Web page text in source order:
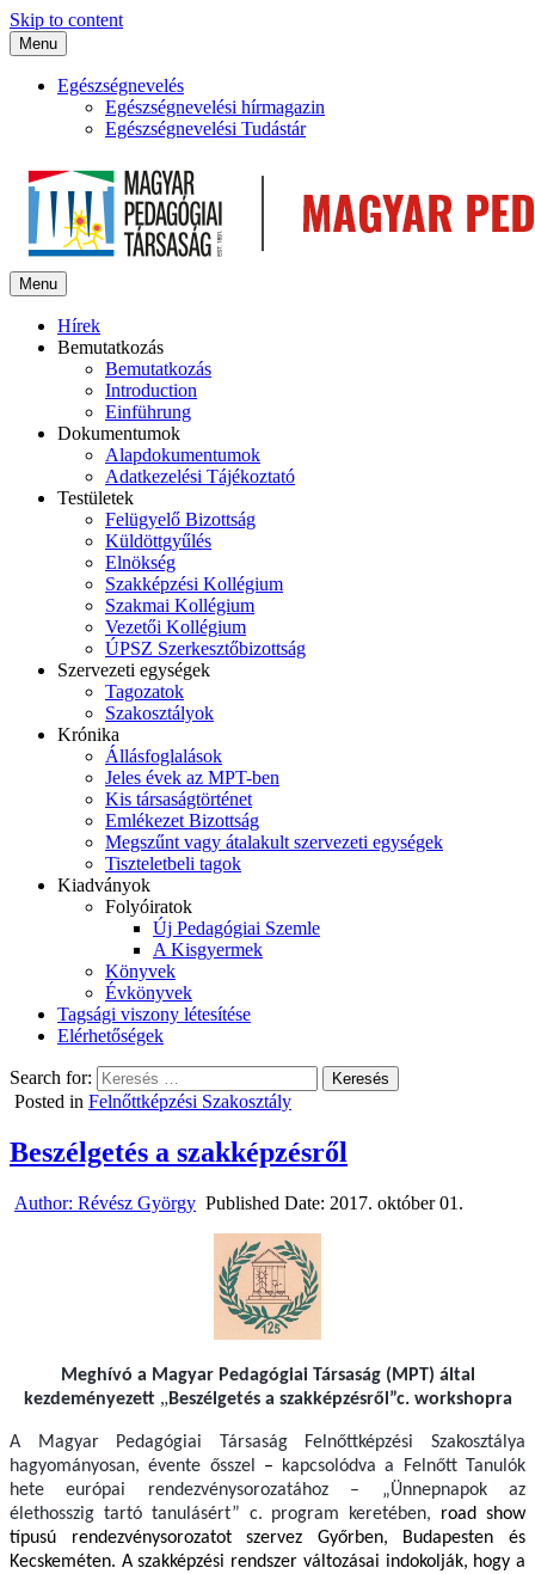
Skip to content
Menu
Egészségnevelés
Egészségnevelési hírmagazin
Egészségnevelési Tudástár
Menu
Hírek
Bemutatkozás
Bemutatkozás
Introduction
Einführung
Dokumentumok
Alapdokumentumok
Adatkezelési Tájékoztató
Testületek
Felügyelő Bizottság
Küldöttgyűlés
Elnökség
Szakképzési Kollégium
Szakmai Kollégium
Vezetői Kollégium
ÚPSZ Szerkesztőbizottság
Szervezeti egységek
Tagozatok
Szakosztályok
Krónika
Állásfoglalások
Jeles évek az MPT-ben
Kis társaságtörténet
Emlékezet Bizottság
Megszűnt vagy átalakult szervezeti egységek
Tiszteletbeli tagok
Kiadványok
Folyóiratok
Új Pedagógiai Szemle
A Kisgyermek
Könyvek
Évkönyvek
Tagsági viszony létesítése
Elérhetőségek
Search for:
Posted in Felnőttképzési Szakosztály
Beszélgetés a szakképzésről
Author: Révész György Published Date: 2017. október 01.
Meghívó a Magyar Pedagógiai Társaság (MPT) által
kezdeményezett „Beszélgetés a szakképzésről”c. workshopra
A Magyar Pedagógiai Társaság Felnőttképzési Szakosztálya
hagyományosan, évente ősszel
–
kapcsolódva a Felnőtt Tanulók
hete európai rendezvénysorozatához –
„Ünnepnapok az
élethosszig tartó tanulásért” c. program keretében, road show
típusú rendezvénysorozatot szervez Győrben, Budapesten és
Kecskeméten. A szakképzési rendszer változásai indokolják, hogy a